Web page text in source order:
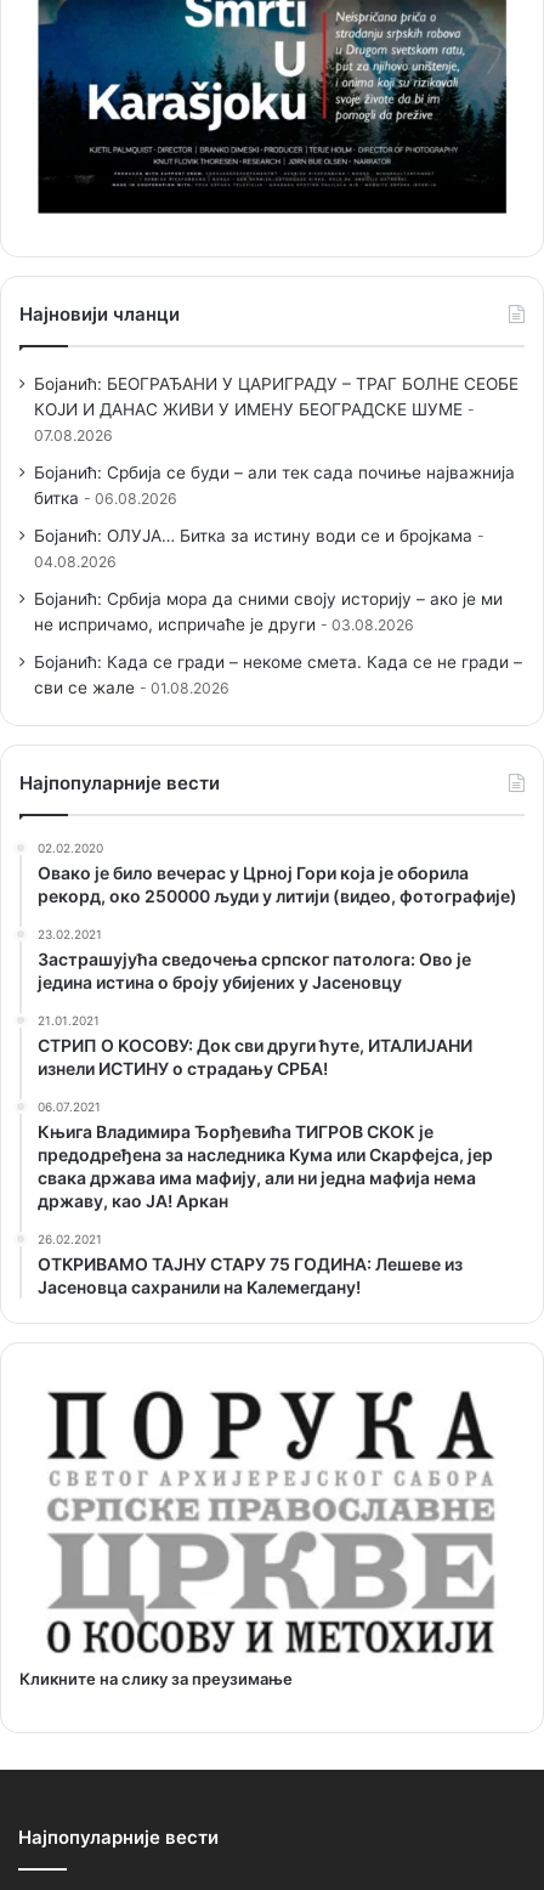
Најновији чланци
Бојанић: БЕОГРАЂАНИ У ЦАРИГРАДУ – ТРАГ БОЛНЕ СЕОБЕ
КОЈИ И ДАНАС ЖИВИ У ИМЕНУ БЕОГРАДСКЕ ШУМЕ
07.08.2026
Бојанић: Србија се буди – али тек сада почиње најважнија
битка
06.08.2026
Бојанић: ОЛУЈА… Битка за истину води се и бројкама
04.08.2026
Бојанић: Србија мора да сними своју историју – ако је ми
не испричамо, испричаће је други
03.08.2026
Бојанић: Када се гради – некоме смета. Када се не гради –
сви се жале
01.08.2026
Наjпопуларније вести
02.02.2020
Овако је било вечерас у Црној Гори која је оборила
рекорд, око 250000 људи у литији (видео, фотографије)
23.02.2021
Застрашујућа сведочења српског патолога: Ово је
једина истина о броју убијених у Јасеновцу
21.01.2021
СТРИП О KОСОВУ: Док сви други ћуте, ИТАЛИЈАНИ
изнели ИСТИНУ о страдању СРБА!
06.07.2021
Књига Владимира Ђорђевића ТИГРОВ СКОК је
предодређена за наследника Кума или Скарфејса, јер
свака држава има мафију, али ни једна мафија нема
државу, као ЈА! Аркан
26.02.2021
ОТKРИВАМО ТАЈНУ СТАРУ 75 ГОДИНА: Лешеве из
Јасеновца сахранили на Kалемегдану!
Кликните на слику за преузимање
Најпопуларније вести